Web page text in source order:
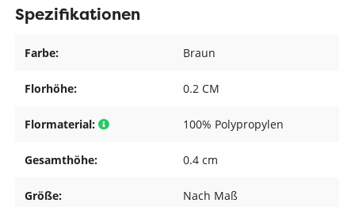
Spezifikationen
Farbe: Braun
Florhöhe: 0.2 CM
Flormaterial: 100% Polypropylen
Gesamthöhe: 0.4 cm
Größe: Nach Maß